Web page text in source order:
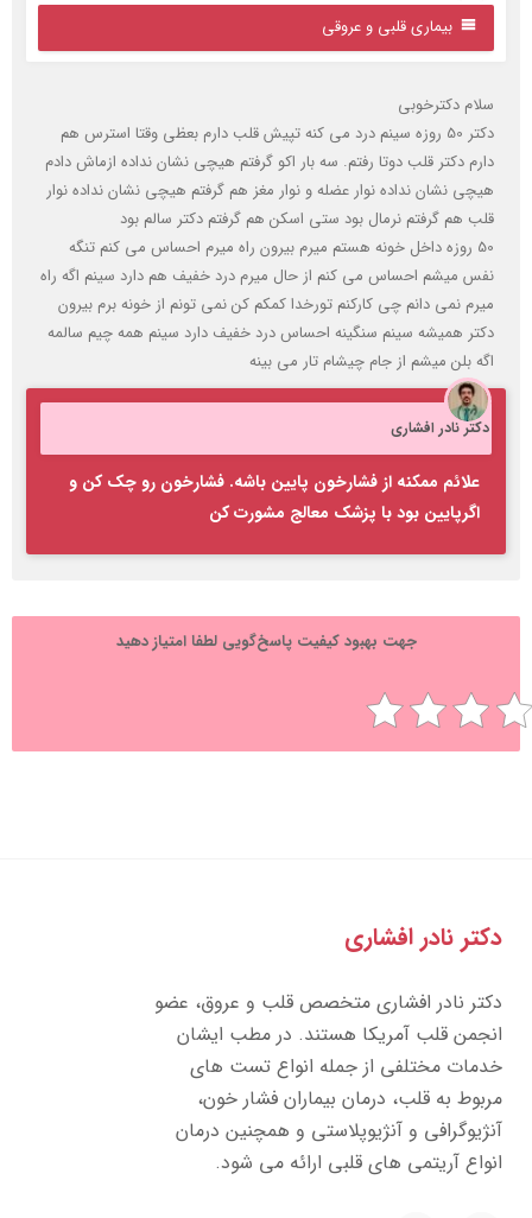
بیماری قلبی و عروقی
دکترخوبی
دکتر 50 روزه سینم درد می کنه تپیش قلب دارم بعظی وقتا استرس هم
دکتر قلب دوتا رفتم. سه بار اکو گرفتم هیچی نشان نداده ازماش دادم
نشان نداده نوار عضله و نوار مغز هم گرفتم هیچی نشان نداده نوار
هم گرفتم نرمال بود ستی اسکن هم گرفتم دکتر سالم بود
50 روزه داخل خونه هستم میرم بیرون راه میرم احساس می کنم تنگه
میشم احساس می کنم از حال میرم درد خفیف هم دارد سینم اگه راه
نمی دانم چی کارکنم تورخدا کمکم کن نمی تونم از خونه برم بیرون
همیشه سینم سنگینه احساس درد خفیف دارد سینم همه چیم سالمه
بلن میشم از جام چیشام تار می بینه
دکتر نادر افشاری
علائم ممکنه از فشارخون پایین باشه. فشارخون رو چک کن و
اگرپایین بود با پزشک معالج مشورت کن
جهت بهبود کیفیت پاسخ‌گویی لطفا امتیاز دهید
نادر افشاری
نادر افشاری متخصص قلب و عروق، عضو
قلب آمریکا هستند. در مطب ایشان
مختلفی از جمله انواع تست های
به قلب، درمان بیماران فشار خون،
و آنژیوپلاستی و همچنین درمان
آریتمی های قلبی ارائه می شود.